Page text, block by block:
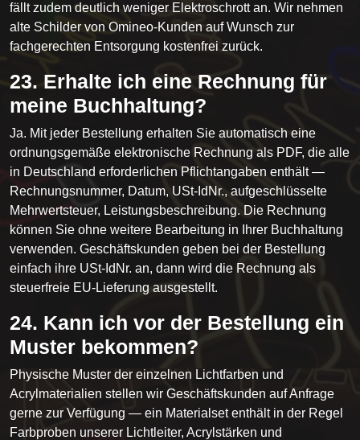
fällt zudem deutlich weniger Elektroschrott an. Wir nehmen
alte Schilder von Omineo-Kunden auf Wunsch zur
fachgerechten Entsorgung kostenfrei zurück.
23. Erhalte ich eine Rechnung für
meine Buchhaltung?
Ja. Mit jeder Bestellung erhalten Sie automatisch eine
ordnungsgemäße elektronische Rechnung als PDF, die alle
in Deutschland erforderlichen Pflichtangaben enthält —
Rechnungsnummer, Datum, USt-IdNr., aufgeschlüsselte
Mehrwertsteuer, Leistungsbeschreibung. Die Rechnung
können Sie ohne weitere Bearbeitung in Ihrer Buchhaltung
verwenden. Geschäftskunden geben bei der Bestellung
einfach ihre USt-IdNr. an, dann wird die Rechnung als
steuerfreie EU-Lieferung ausgestellt.
24. Kann ich vor der Bestellung ein
Muster bekommen?
Physische Muster der einzelnen Lichtfarben und
Acrylmaterialien stellen wir Geschäftskunden auf Anfrage
gerne zur Verfügung — ein Materialset enthält in der Regel
Farbproben unserer Lichtleiter, Acrylstärken und